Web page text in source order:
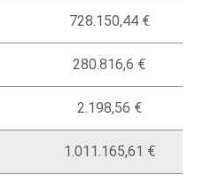
728.150,44 €
280.816,6 €
2.198,56 €
1.011.165,61 €